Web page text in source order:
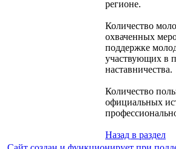
регионе.
Количество
охваченных
поддержке
участвующих в
наставничества.
Количество
официальных
Назад в раздел